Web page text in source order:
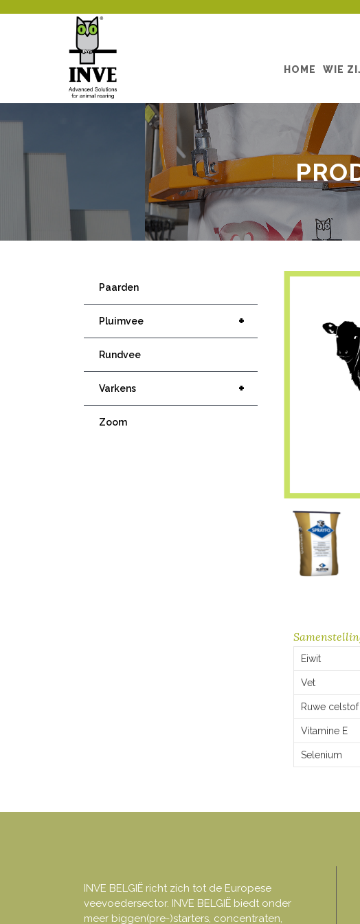
HOME WIE
Paarden
+
Pluimvee
Rundvee
+
Varkens
Zoom
Eiwit
Vet
Ruwe celstof
Vitamine E
Selenium
INVE BELGIË richt zich tot de Europese
veevoedersector. INVE BELGIË biedt onder
meer biggen(pre-)starters, concentraten,